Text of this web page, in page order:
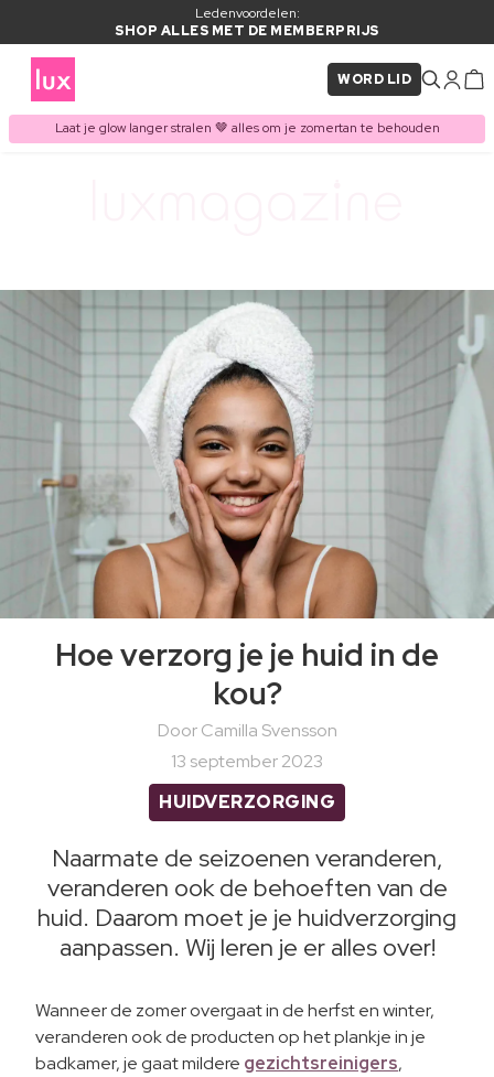
Ledenvoordelen:
SHOP ALLES MET DE MEMBERPRIJS
WORD LID
Laat je glow langer stralen 🤎 alles om je zomertan te behouden
Hoe verzorg je je huid in de
kou?
Door Camilla Svensson
13 september 2023
HUIDVERZORGING
Naarmate de seizoenen veranderen,
veranderen ook de behoeften van de
huid. Daarom moet je je huidverzorging
aanpassen. Wij leren je er alles over!
Wanneer de zomer overgaat in de herfst en winter,
veranderen ook de producten op het plankje in je
badkamer, je gaat mildere gezichtsreinigers,